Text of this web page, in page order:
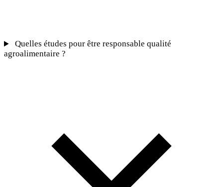
Quelles études pour être responsable qualité
agroalimentaire ?